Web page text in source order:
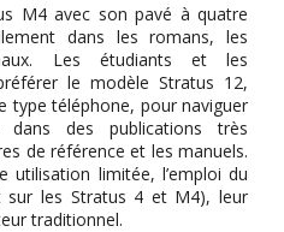
M4 avec son pavé à quatre
dans les romans, les
Les étudiants et les
le modèle Stratus 12,
type téléphone, pour naviguer
des publications très
de référence et les manuels.
utilisation limitée, l’emploi du
sur les Stratus 4 et M4), leur
traditionnel.